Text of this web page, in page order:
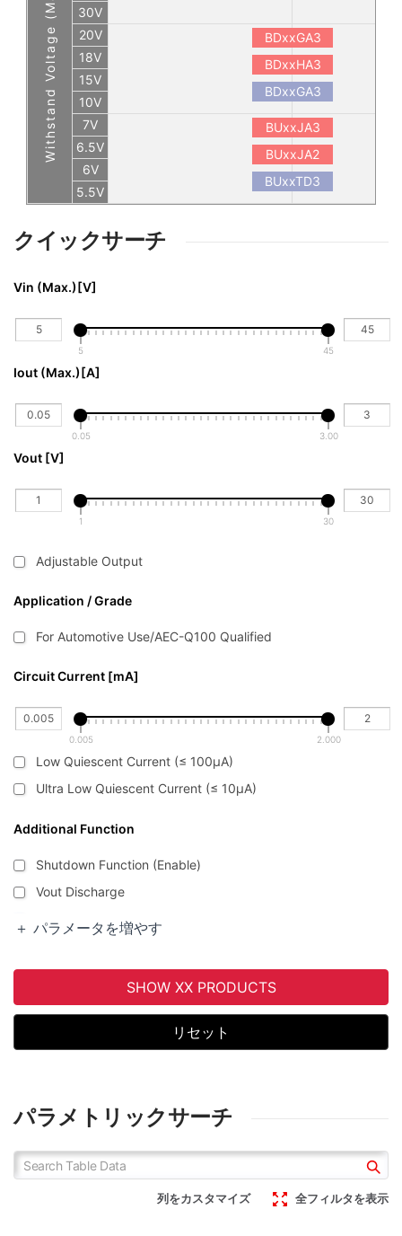
Withstand Voltage (Max.)
30V
20V
BDxxGA3
BDxxHA3
BDxxGA3
18V
15V
10V
7V
BUxxJA3
BUxxJA2
BUxxTD3
6.5V
6V
5.5V
クイックサーチ
Vin (Max.)[V]
5 45
Iout (Max.)[A]
0.05 3.00
Vout [V]
1 30
Adjustable Output
Application / Grade
For Automotive Use/AEC-Q100 Qualified
Circuit Current [mA]
0.005 2.000
Low Quiescent Current (≤ 100μA)
Ultra Low Quiescent Current (≤ 10μA)
Additional Function
Shutdown Function (Enable)
Vout Discharge
Thermal Shut-down
Over Voltage Protection
＋ パラメータを増やす
SHOW XX PRODUCTS
リセット
パラメトリックサーチ
列をカスタマイズ 全フィルタを表示